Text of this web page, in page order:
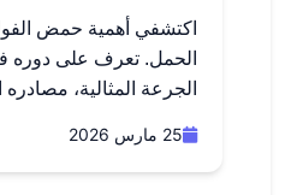
الحمل. تعرف على دوره
الجرعة المثالية، مصادره
25 مارس 2026